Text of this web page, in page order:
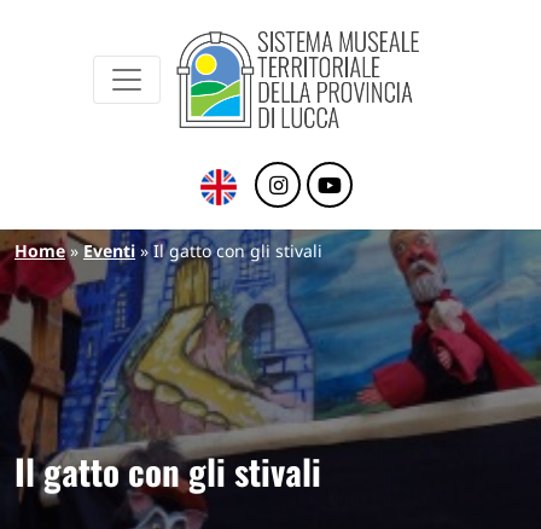
Sistema Museale Territoriale della
Briciole di pane
Home Eventi Il gatto con gli stivali
Il gatto con gli stivali